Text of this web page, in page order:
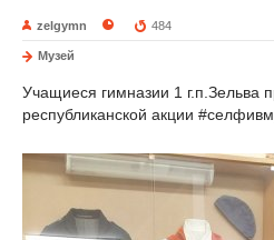
zelgymn 484
Музей
Учащиеся гимназии 1 г.п.Зельва
республиканской акции